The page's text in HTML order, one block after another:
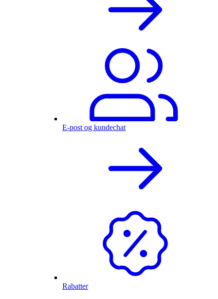
E-post og kundechat
Rabatter